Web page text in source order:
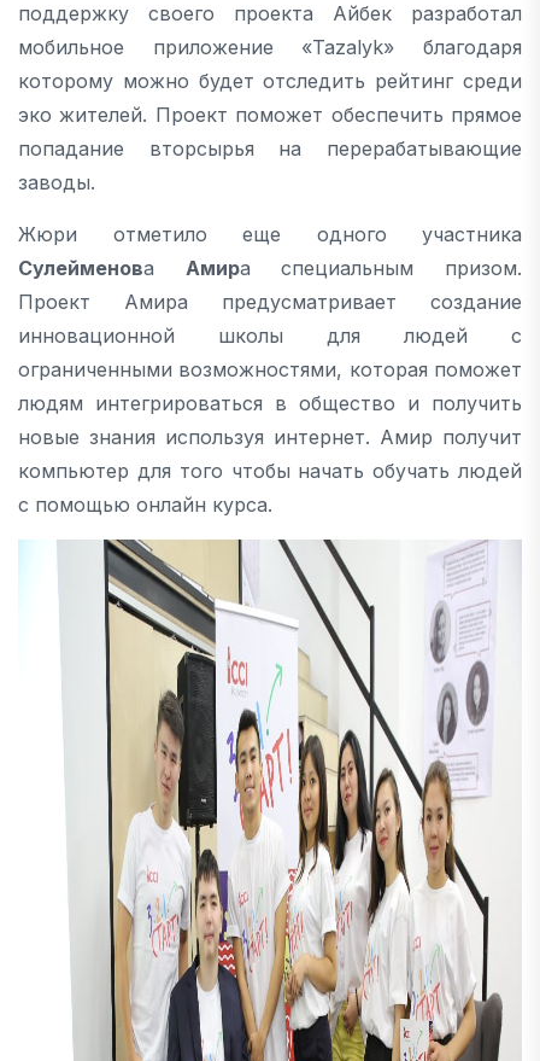
поддержку своего проекта Айбек разработал
мобильное приложение «Tazalyk» благодаря
которому можно будет отследить рейтинг среди
эко жителей. Проект поможет обеспечить прямое
попадание вторсырья на перерабатывающие
заводы.
Жюри отметило еще одного участника
Сулейменова Амира специальным призом.
Проект Амира предусматривает создание
инновационной школы для людей с
ограниченными возможностями, которая поможет
людям интегрироваться в общество и получить
новые знания используя интернет. Амир получит
компьютер для того чтобы начать обучать людей
с помощью онлайн курса.